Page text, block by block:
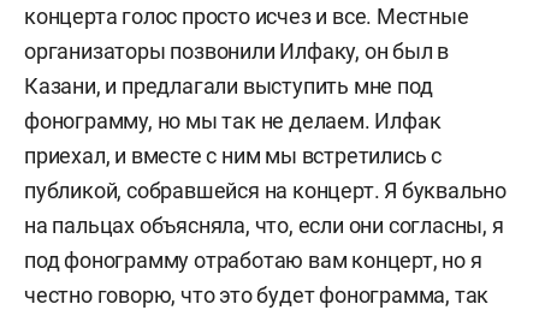
концерта голос просто исчез и все. Местные
организаторы позвонили Илфаку, он был в
Казани, и предлагали выступить мне под
фонограмму, но мы так не делаем. Илфак
приехал, и вместе с ним мы встретились с
публикой, собравшейся на концерт. Я буквально
на пальцах объясняла, что, если они согласны, я
под фонограмму отработаю вам концерт, но я
честно говорю, что это будет фонограмма, так